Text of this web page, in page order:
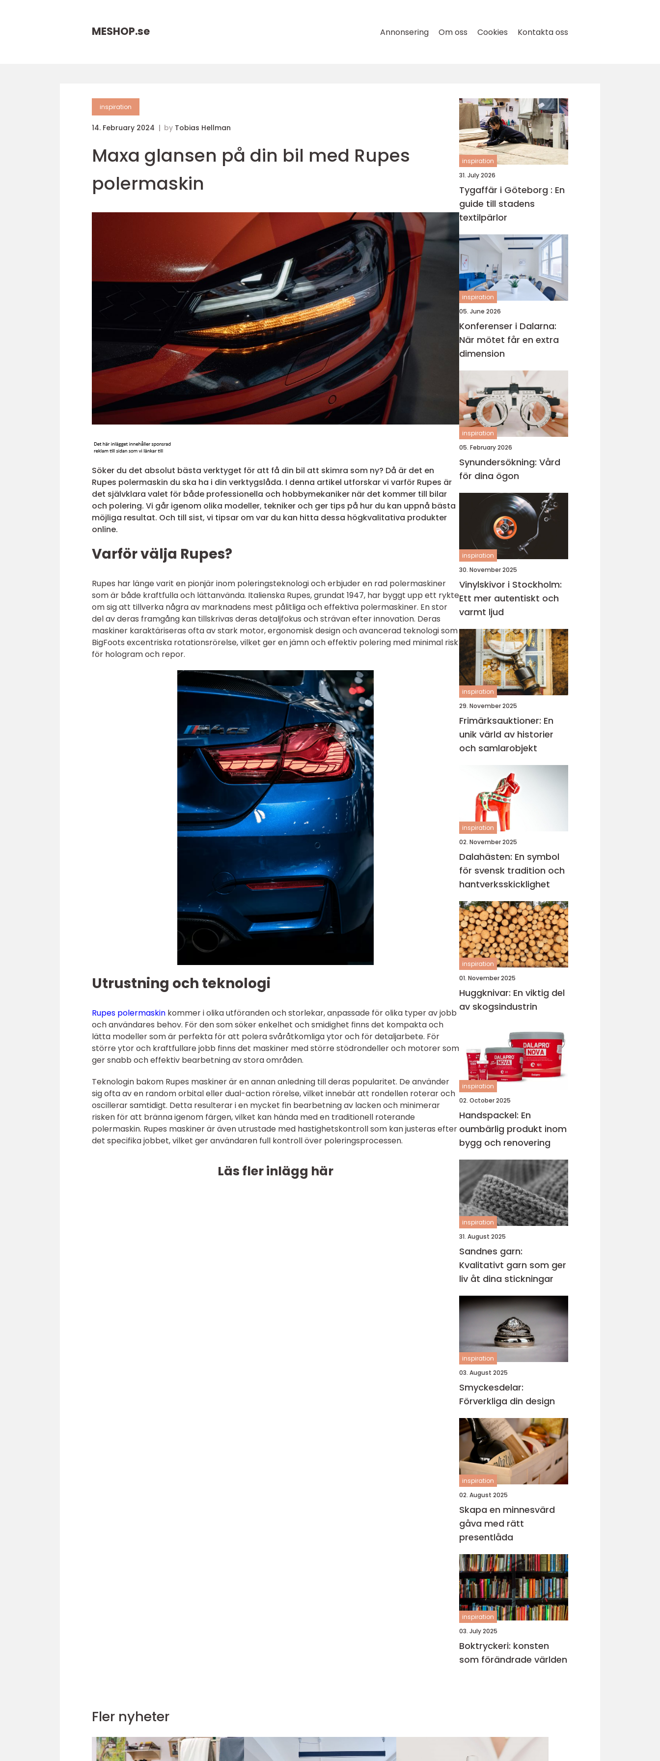
MESHOP.se Annonsering Om oss Cookies Kontakta oss
inspiration
14. February 2024 by Tobias Hellman
Maxa glansen på din bil med Rupes
polermaskin
Söker du det absolut bästa verktyget för att få din bil att skimra som ny? Då är det en
Rupes polermaskin du ska ha i din verktygslåda. I denna artikel utforskar vi varför Rupes är
det självklara valet för både professionella och hobbymekaniker när det kommer till bilar
och polering. Vi går igenom olika modeller, tekniker och ger tips på hur du kan uppnå bästa
möjliga resultat. Och till sist, vi tipsar om var du kan hitta dessa högkvalitativa produkter
online.
Varför välja Rupes?
Rupes har länge varit en pionjär inom poleringsteknologi och erbjuder en rad polermaskiner
som är både kraftfulla och lättanvända. Italienska Rupes, grundat 1947, har byggt upp ett rykte
om sig att tillverka några av marknadens mest pålitliga och effektiva polermaskiner. En stor
del av deras framgång kan tillskrivas deras detaljfokus och strävan efter innovation. Deras
maskiner karaktäriseras ofta av stark motor, ergonomisk design och avancerad teknologi som
BigFoots excentriska rotationsrörelse, vilket ger en jämn och effektiv polering med minimal risk
för hologram och repor.
Utrustning och teknologi
Rupes polermaskin kommer i olika utföranden och storlekar, anpassade för olika typer av jobb
och användares behov. För den som söker enkelhet och smidighet finns det kompakta och
lätta modeller som är perfekta för att polera svåråtkomliga ytor och för detaljarbete. För
större ytor och kraftfullare jobb finns det maskiner med större stödrondeller och motorer som
ger snabb och effektiv bearbetning av stora områden.
Teknologin bakom Rupes maskiner är en annan anledning till deras popularitet. De använder
sig ofta av en random orbital eller dual-action rörelse, vilket innebär att rondellen roterar och
oscillerar samtidigt. Detta resulterar i en mycket fin bearbetning av lacken och minimerar
risken för att bränna igenom färgen, vilket kan hända med en traditionell roterande
polermaskin. Rupes maskiner är även utrustade med hastighetskontroll som kan justeras efter
det specifika jobbet, vilket ger användaren full kontroll över poleringsprocessen.
Läs fler inlägg här
inspiration
31. July 2026
Tygaffär i Göteborg : En
guide till stadens
textilpärlor
inspiration
05. June 2026
Konferenser i Dalarna:
När mötet får en extra
dimension
inspiration
05. February 2026
Synundersökning: Vård
för dina ögon
inspiration
30. November 2025
Vinylskivor i Stockholm:
Ett mer autentiskt och
varmt ljud
inspiration
29. November 2025
Frimärksauktioner: En
unik värld av historier
och samlarobjekt
inspiration
02. November 2025
Dalahästen: En symbol
för svensk tradition och
hantverksskicklighet
inspiration
01. November 2025
Huggknivar: En viktig del
av skogsindustrin
inspiration
02. October 2025
Handspackel: En
oumbärlig produkt inom
bygg och renovering
inspiration
31. August 2025
Sandnes garn:
Kvalitativt garn som ger
liv åt dina stickningar
inspiration
03. August 2025
Smyckesdelar:
Förverkliga din design
inspiration
02. August 2025
Skapa en minnesvärd
gåva med rätt
presentlåda
inspiration
03. July 2025
Boktryckeri: konsten
som förändrade världen
Fler nyheter